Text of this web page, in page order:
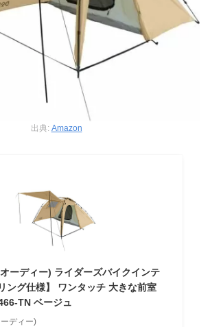
出典: Amazon
ーディー) ライダーズバイクインテ
ング仕様】 ワンタッチ 大きな前室
TN ベージュ
ディー)